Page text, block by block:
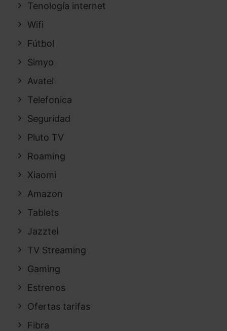
Tenología internet
Wifi
Fútbol
Simyo
Avatel
Telefonica
Seguridad
Pluto TV
Roaming
Xiaomi
Amazon
Tablets
Jazztel
TV Streaming
Gaming
Estrenos
Ofertas tarifas
Fibra